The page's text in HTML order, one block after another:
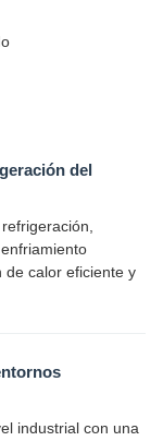
del
de calor eficiente y
industrial con una